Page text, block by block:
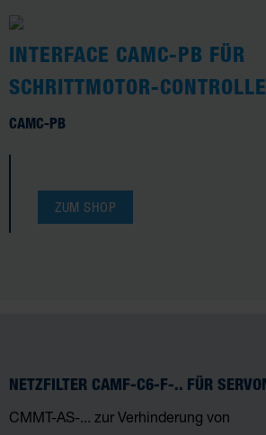
INTERFACE CAMC-PB FÜR
SCHRITTMOTOR-
CAMC-PB
ZUM SHOP
NETZFILTER CAMF-C6-F-.. FÜR
CMMT-AS-... zur Verhinderung von